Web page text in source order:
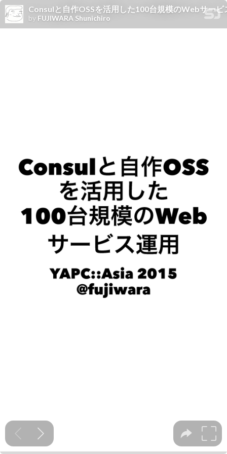
Consulと自作OSSを活用した100台規模のWebサービ
by FUJIWARA Shunichiro